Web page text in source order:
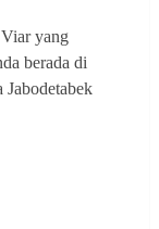
yang
berada di
Jabodetabek